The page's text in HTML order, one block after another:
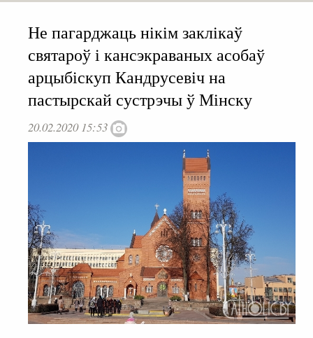
Не пагарджаць нікім заклікаў
святароў і кансэкраваных асобаў
арцыбіскуп Кандрусевіч на
пастырскай сустрэчы ў Мінску
20.02.2020 15:53